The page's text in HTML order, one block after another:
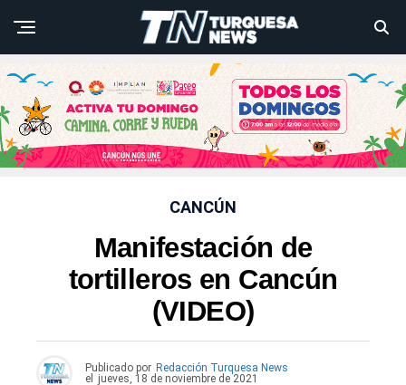
CANCÚN
Manifestación de
tortilleros en Cancún
(VIDEO)
Publicado por Redacción Turquesa News
el
jueves, 18 de noviembre de 2021